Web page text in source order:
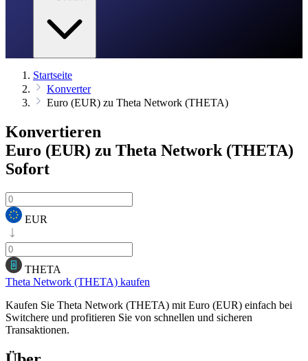
Startseite
Konverter
Euro (EUR) zu Theta Network (THETA)
Konvertieren
Euro (EUR) zu Theta Network (THETA)
Sofort
EUR
THETA
Theta Network (THETA) kaufen
Kaufen Sie Theta Network (THETA) mit Euro (EUR) einfach bei
Switchere und profitieren Sie von schnellen und sicheren
Transaktionen.